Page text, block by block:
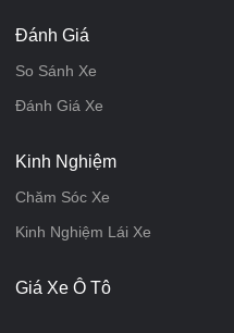
Đánh Giá
So Sánh Xe
Đánh Giá Xe
Kinh Nghiệm
Chăm Sóc Xe
Kinh Nghiệm Lái Xe
Giá Xe Ô Tô